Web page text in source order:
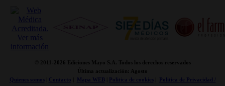
© 2011- 2026 Ediciones Mayo S.A. Todos los derechos reservados
Última actualización: Agosto
Quienes somos| Contacto Mapa WEB| Politica de cookies|
Politica de Privacidad /